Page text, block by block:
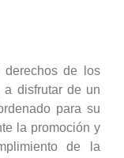
derechos de los
a disfrutar de un
para su
la promoción y
de la